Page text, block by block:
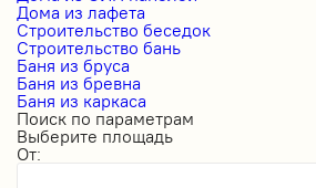
Дома из лафета
Строительство беседок
Строительство бань
Баня из бруса
Баня из бревна
Баня из каркаса
Поиск по параметрам
Выберите площадь
От: